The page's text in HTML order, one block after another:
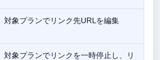
対象プランでリンク先URLを編集
対象プランでリンクを一時停止し、リ